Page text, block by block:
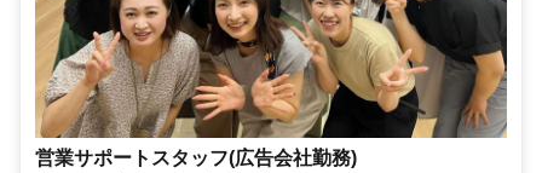
営業サポートスタッフ(広告会社勤務)